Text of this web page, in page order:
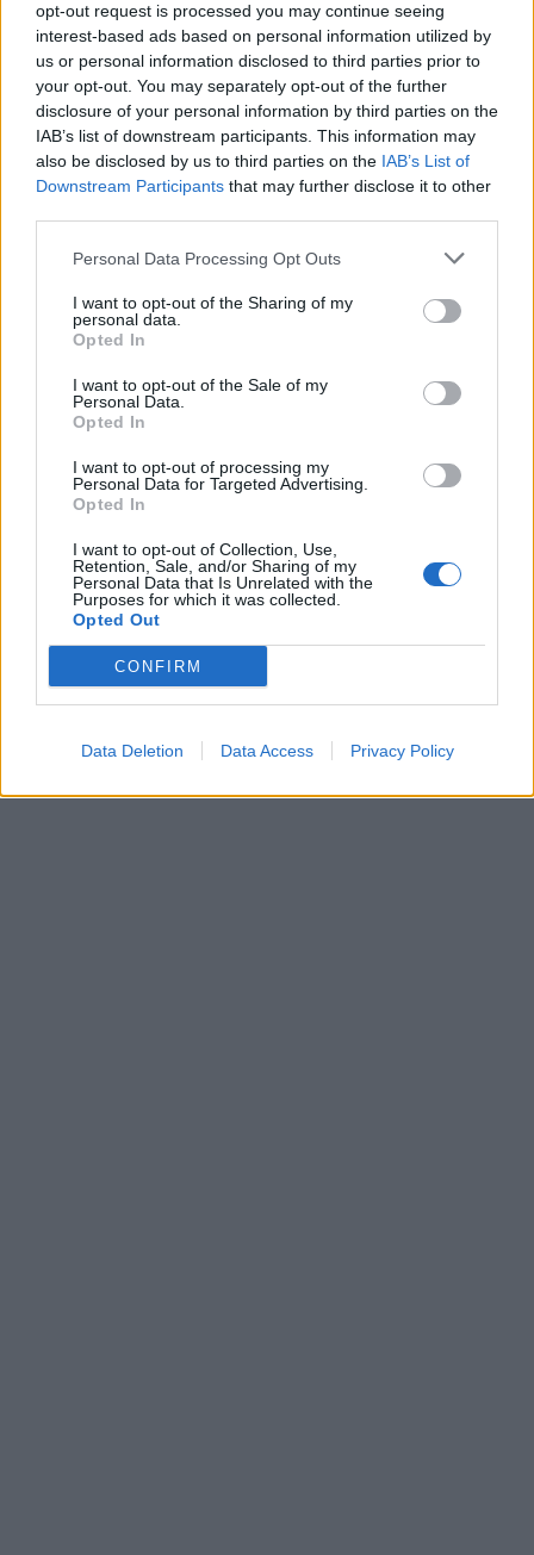
opt-out request is processed you may continue seeing
interest-based ads based on personal information utilized by
us or personal information disclosed to third parties prior to
your opt-out. You may separately opt-out of the further
disclosure of your personal information by third parties on the
IAB’s list of downstream participants. This information may
also be disclosed by us to third parties on the IAB’s List of
Downstream Participants that may further disclose it to other
Personal Data Processing Opt Outs
I want to opt-out of the Sharing of my
personal data.
Opted In
I want to opt-out of the Sale of my
Personal Data.
Opted In
I want to opt-out of processing my
Personal Data for Targeted Advertising.
Opted In
I want to opt-out of Collection, Use,
Retention, Sale, and/or Sharing of my
Personal Data that Is Unrelated with the
Purposes for which it was collected.
Opted Out
CONFIRM
Data Deletion Data Access Privacy Policy